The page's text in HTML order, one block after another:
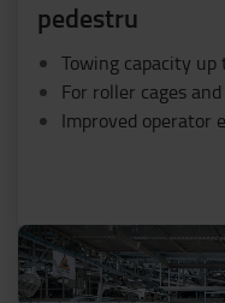
pedestru
Towing capacity up
For roller cages
Improved operator